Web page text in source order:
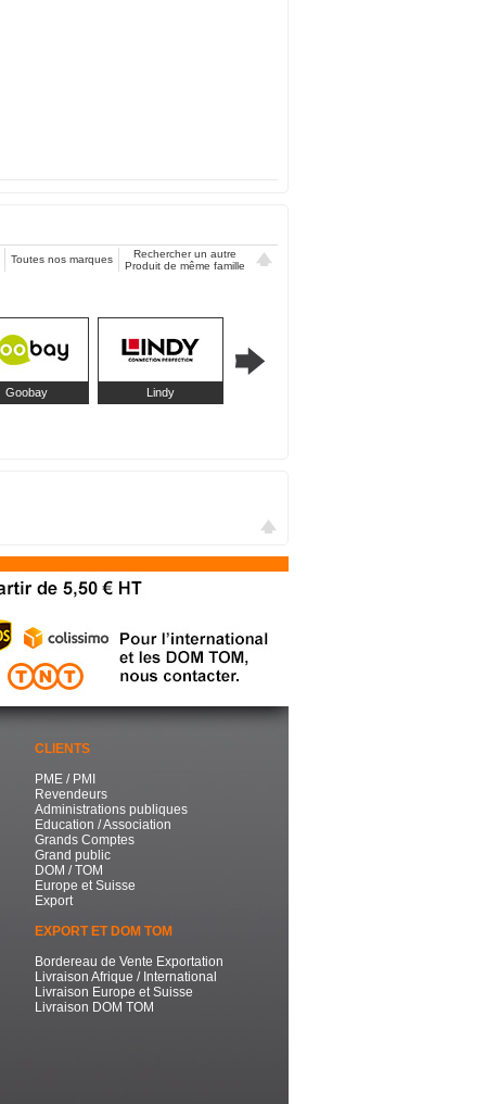
Toutes nos marques
Rechercher un autre
Produit de même famille
Goobay Lindy
CLIENTS
PME / PMI
Revendeurs
Administrations publiques
Education / Association
Grands Comptes
Grand public
DOM / TOM
Europe et Suisse
Export
EXPORT ET DOM TOM
Bordereau de Vente Exportation
Livraison Afrique / International
Livraison Europe et Suisse
Livraison DOM TOM